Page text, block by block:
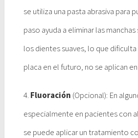
se utiliza una pasta abrasiva para
paso ayuda a eliminar las
los dientes suaves, lo que
placa en el futuro, no se aplican
4. Fluoración (Opcional): En
especialmente en pacientes con
se puede aplicar un tratamiento